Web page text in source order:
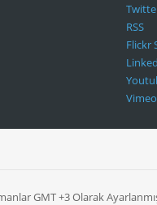
RSS
Flickr
GMT +3 Olarak